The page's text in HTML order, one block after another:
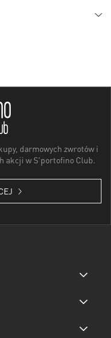
darmowych zwrotów i
akcji w S'portofino Club.